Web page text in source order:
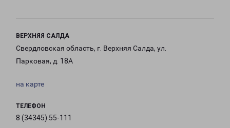
ВЕРХНЯЯ САЛДА
Свердловская область, г. Верхняя Салда, ул.
Парковая, д. 18А
на карте
ТЕЛЕФОН
8 (34345) 55-111